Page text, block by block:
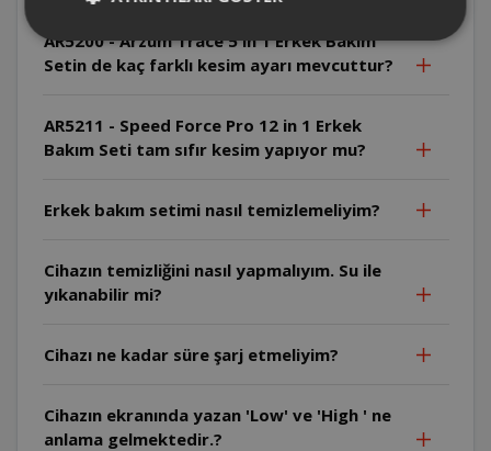
AR5200 - Arzum Trace 5 in 1 Erkek Bakım
Setin de kaç farklı kesim ayarı mevcuttur?
AR5211 - Speed Force Pro 12 in 1 Erkek
Bakım Seti tam sıfır kesim yapıyor mu?
Erkek bakım setimi nasıl temizlemeliyim?
Cihazın temizliğini nasıl yapmalıyım. Su ile
yıkanabilir mi?
Cihazı ne kadar süre şarj etmeliyim?
Cihazın ekranında yazan 'Low' ve 'High ' ne
anlama gelmektedir.?